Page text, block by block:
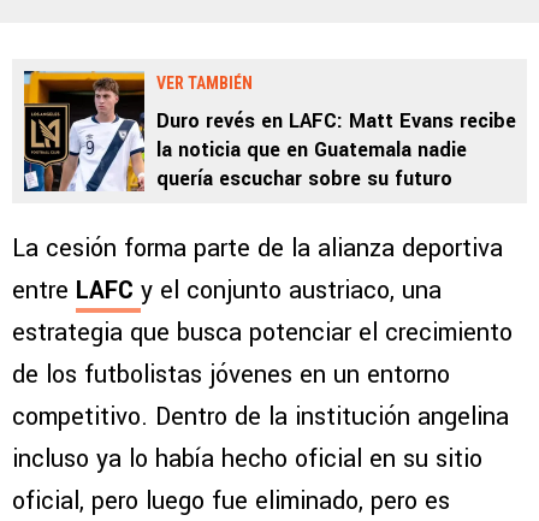
VER TAMBIÉN
Duro revés en LAFC: Matt Evans recibe
la noticia que en Guatemala nadie
quería escuchar sobre su futuro
La cesión forma parte de la alianza deportiva
entre LAFC y el conjunto austriaco, una
estrategia que busca potenciar el crecimiento
de los futbolistas jóvenes en un entorno
competitivo. Dentro de la institución angelina
incluso ya lo había hecho oficial en su sitio
oficial, pero luego fue eliminado, pero es